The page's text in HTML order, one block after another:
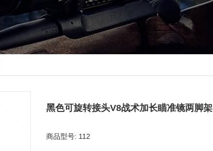
黑色可旋转接头V8战术加长瞄准镜两脚架
商品型号: 112